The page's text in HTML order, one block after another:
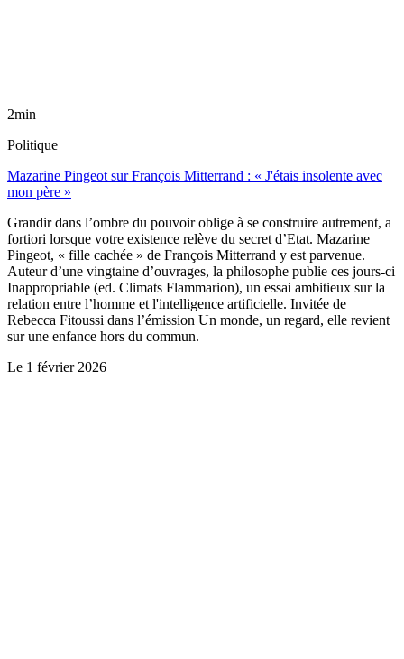
2min
Politique
Mazarine Pingeot sur François Mitterrand : « J'étais insolente avec
mon père »
Grandir dans l’ombre du pouvoir oblige à se construire autrement, a
fortiori lorsque votre existence relève du secret d’Etat. Mazarine
Pingeot, « fille cachée » de François Mitterrand y est parvenue.
Auteur d’une vingtaine d’ouvrages, la philosophe publie ces jours-ci
Inappropriable (ed. Climats Flammarion), un essai ambitieux sur la
relation entre l’homme et l'intelligence artificielle. Invitée de
Rebecca Fitoussi dans l’émission Un monde, un regard, elle revient
sur une enfance hors du commun.
Le 1 février 2026